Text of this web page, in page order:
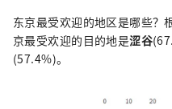
东京最受欢迎的地区是哪些？
京最受欢迎的目的地是涩谷
(57.4%)。